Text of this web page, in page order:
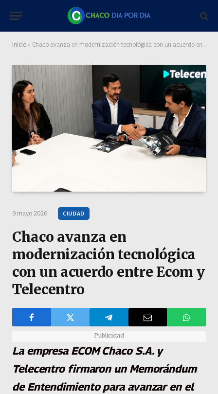
Inicio » Chaco avanza en modernización tecnológica con un acuerdo entre Ecom y Telecentro
9 mayo 2026 CIUDAD
Chaco avanza en
modernización tecnológica
con un acuerdo entre Ecom y
Telecentro
Publicidad
La empresa ECOM Chaco S.A. y
Telecentro firmaron un Memorándum
de Entendimiento para avanzar en el